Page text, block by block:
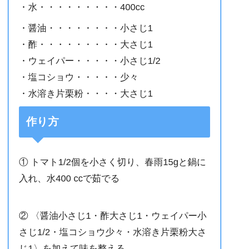
・水・・・・・・・・・400cc
・醤油・・・・・・・・小さじ1
・酢・・・・・・・・・大さじ1
・ウェイパー・・・・・小さじ1/2
・塩コショウ・・・・・少々
・水溶き片栗粉・・・・大さじ1
作り方
① トマト1/2個を小さく切り、春雨15gと鍋に
入れ、水400 ccで茹でる
② 〈醤油小さじ1・酢大さじ1・ウェイパー小
さじ1/2・塩コショウ少々・水溶き片栗粉大さ